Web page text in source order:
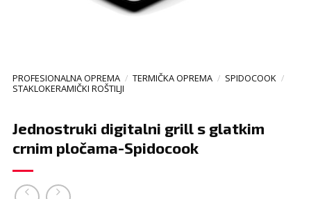
PROFESIONALNA OPREMA / TERMIČKA OPREMA / SPIDOCOOK /
STAKLOKERAMIČKI ROŠTILJI
Jednostruki digitalni grill s glatkim
crnim pločama-Spidocook